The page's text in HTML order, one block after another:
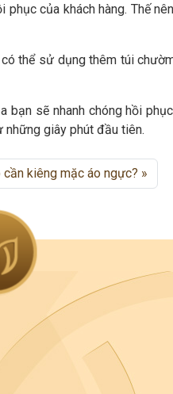
của khách hàng. Thế
thể sử dụng thêm túi
bạn sẽ nhanh chóng hồi
giây phút đầu tiên.
cần kiêng mặc áo ngực?